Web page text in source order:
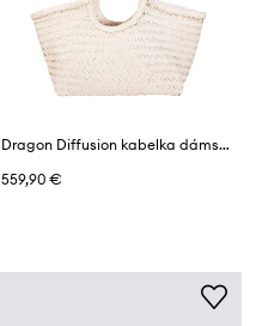
Dragon Diffusion kabelka dámska kožená
559,90 €